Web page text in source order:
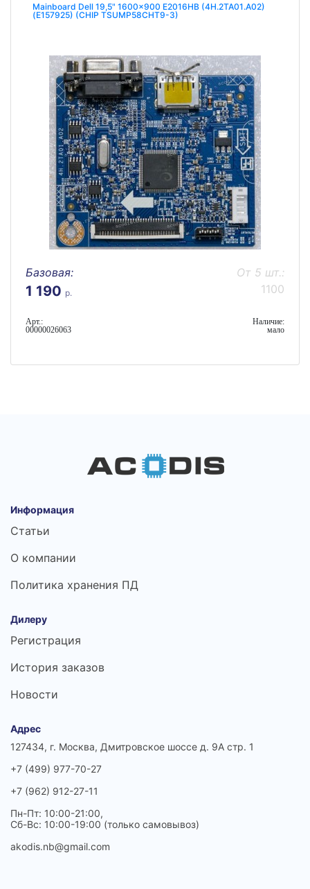
Mainboard Dell 19,5" 1600x900 E2016HB (4H.2TA01.A02)
(E157925) (CHIP TSUMP58CHT9-3)
Базовая:
1 190 р.
От 5 шт.:
1100
Арт.:
00000026063
Наличие:
мало
Информация
Статьи
О компании
Политика хранения ПД
Дилеру
Регистрация
История заказов
Новости
Адрес
127434, г. Москва, Дмитровское шоссе д. 9А стр. 1
+7 (499) 977-70-27
+7 (962) 912-27-11
Пн-Пт: 10:00-21:00,
Сб-Вс: 10:00-19:00 (только самовывоз)
akodis.nb@gmail.com